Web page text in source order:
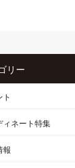
リー
ィネート特集
報